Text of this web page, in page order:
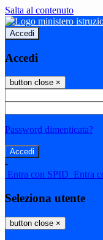
Salta al contenuto
Accedi
Accedi
button close ×
Password dimenticata?
-
Entra con SPID Entra
Seleziona utente
button close ×